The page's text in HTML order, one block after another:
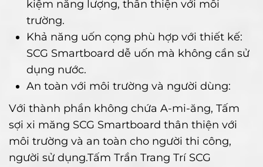
kiệm năng lượng, thân thiện với môi
trường.
Khả năng uốn cọng phù hợp với thiết kế:
SCG Smartboard dễ uốn mà không cần sử
dụng nước.
An toàn với môi trường và người dùng:
Với thành phần không chứa A-mi-ăng, Tấm
sợi xi măng SCG Smartboard thân thiện với
môi trường và an toàn cho người thi công,
người sử dụng.Tấm Trần Trang Trí SCG